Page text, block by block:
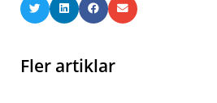
Fler artiklar